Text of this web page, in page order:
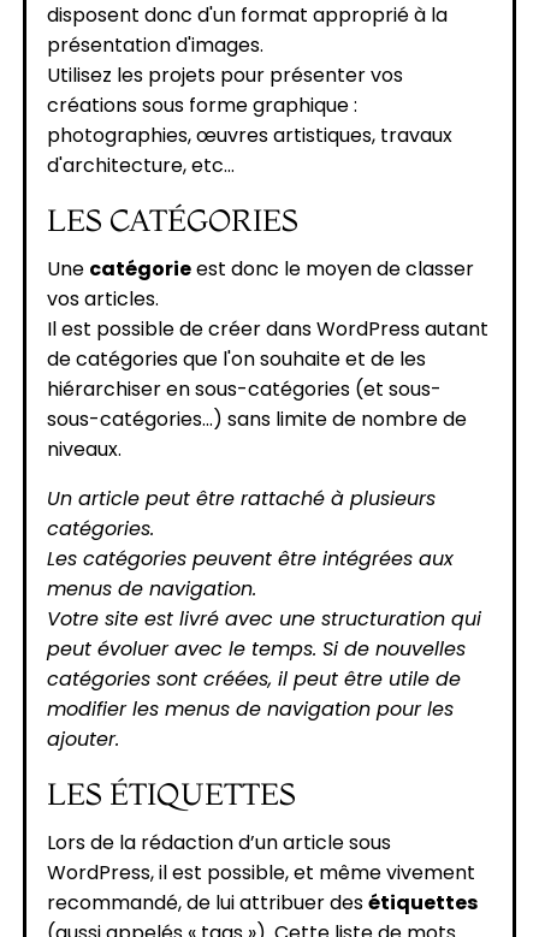
disposent donc d'un format approprié à la
présentation d'images.
Utilisez les projets pour présenter vos
créations sous forme graphique :
photographies, œuvres artistiques, travaux
d'architecture, etc...
LES CATÉGORIES
Une catégorieest donc le moyen de classer
vos articles.
Il est possible de créer dans WordPress autant
de catégories que l'on souhaite et de les
hiérarchiser en sous-catégories (et sous-
sous-catégories...) sans limite de nombre de
niveaux.
Un article peut être rattaché à plusieurs
catégories.
Les catégories peuvent être intégrées aux
menus de navigation.
Votre site est livré avec une structuration qui
peut évoluer avec le temps. Si de nouvelles
catégories sont créées, il peut être utile de
modifier les menus de navigation pour les
ajouter.
LES ÉTIQUETTES
Lors de la rédaction d’un article sous
WordPress, il est possible, et même vivement
recommandé, de lui attribuer desétiquettes